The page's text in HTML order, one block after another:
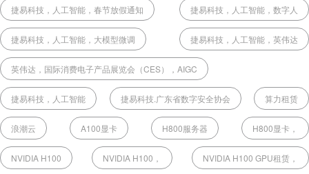
捷易科技，人工智能，春节放假通知 捷易科技，人工智能，数字人
捷易科技，人工智能，大模型微调 捷易科技，人工智能，英伟达
英伟达，国际消费电子产品展览会（CES），AIGC
捷易科技，人工智能 捷易科技.广东省数字安全协会 算力租赁
浪潮云 A100显卡 H800服务器 H800显卡，
NVIDIA H100 NVIDIA H100， NVIDIA H100 GPU租赁，